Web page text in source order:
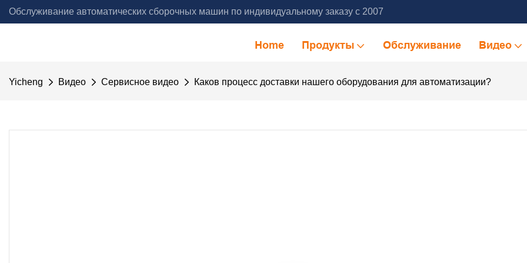
Обслуживание автоматических сборочных машин по индивидуальному заказу с 2007
Home Продукты Обслуживание Видео
Yicheng Видео Сервисное видео Каков процесс доставки нашего оборудования для автоматизации?